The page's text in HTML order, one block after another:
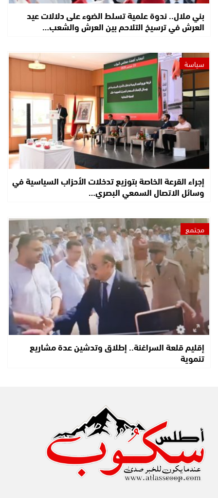
بني ملال.. ندوة علمية تسلط الضوء على دلالات عيد
العرش في ترسيخ التلاحم بين العرش والشعب…
سياسة
إجراء القرعة الخاصة بتوزيع تدخلات الأحزاب السياسية في
وسائل الاتصال السمعي البصري…
مجتمع
إقليم قلعة السراغنة.. إطلاق وتدشين عدة مشاريع
تنموية